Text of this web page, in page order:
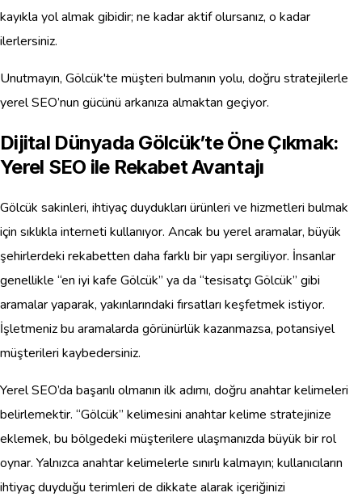
kayıkla yol almak gibidir; ne kadar aktif olursanız, o kadar
ilerlersiniz.
Unutmayın, Gölcük'te müşteri bulmanın yolu, doğru stratejilerle
yerel SEO’nun gücünü arkanıza almaktan geçiyor.
Dijital Dünyada Gölcük’te Öne Çıkmak:
Yerel SEO ile Rekabet Avantajı
Gölcük sakinleri, ihtiyaç duydukları ürünleri ve hizmetleri bulmak
için sıklıkla interneti kullanıyor. Ancak bu yerel aramalar, büyük
şehirlerdeki rekabetten daha farklı bir yapı sergiliyor. İnsanlar
genellikle “en iyi kafe Gölcük” ya da “tesisatçı Gölcük” gibi
aramalar yaparak, yakınlarındaki fırsatları keşfetmek istiyor.
İşletmeniz bu aramalarda görünürlük kazanmazsa, potansiyel
müşterileri kaybedersiniz.
Yerel SEO’da başarılı olmanın ilk adımı, doğru anahtar kelimeleri
belirlemektir. “Gölcük” kelimesini anahtar kelime stratejinize
eklemek, bu bölgedeki müşterilere ulaşmanızda büyük bir rol
oynar. Yalnızca anahtar kelimelerle sınırlı kalmayın; kullanıcıların
ihtiyaç duyduğu terimleri de dikkate alarak içeriğinizi